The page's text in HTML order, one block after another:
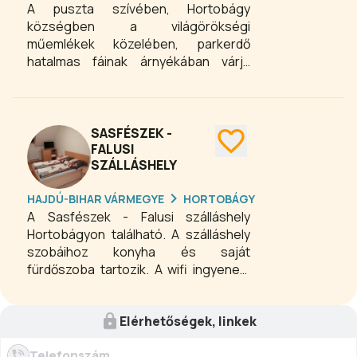
A puszta szívében, Hortobágy
községben a világörökségi
műemlékek közelében, parkerdő
hatalmas fáinak árnyékában várja
Ökotúra Vendégház** és Kemping**. A
természet közelsége, a táj egyedi
hangulata, a puszta varázsa. Családi
vállalkozásunk a sátras kirándulótól a
hotelt kedvelő turistáig minden
vendég számára igényének megfelelő
szálláshelyet igyekszik nyújtani
kedvező áron.
SASFÉSZEK -
FALUSI
SZÁLLÁSHELY
HAJDÚ-BIHAR VÁRMEGYE HORTOBÁGY
A Sasfészek - Falusi szálláshely
Hortobágyon található. A szálláshely
szobáihoz konyha és saját
fürdőszoba tartozik. A wifi ingyenes.
Elérhetőségek, linkek